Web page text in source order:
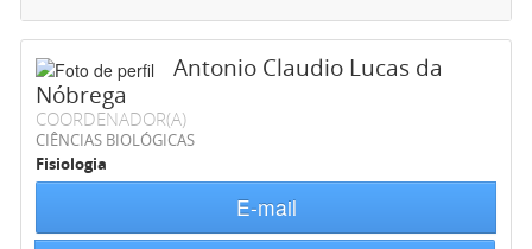
Antonio Claudio Lucas da
Nóbrega
COORDENADOR(A)
CIÊNCIAS BIOLÓGICAS
Fisiologia
E-mail